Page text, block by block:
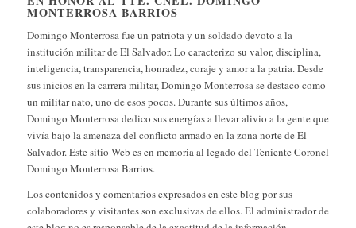
MONTERROSA BARRIOS
Domingo Monterrosa fue un patriota y un soldado devoto a la
institución militar de El Salvador. Lo caracterizo su valor, disciplina,
inteligencia, transparencia, honradez, coraje y amor a la patria. Desde
sus inicios en la carrera militar, Domingo Monterrosa se destaco como
un militar nato, uno de esos pocos. Durante sus últimos años,
Domingo Monterrosa dedico sus energías a llevar alivio a la gente que
vivía bajo la amenaza del conflicto armado en la zona norte de El
Salvador. Este sitio Web es en memoria al legado del Teniente Coronel
Domingo Monterrosa Barrios.
Los contenidos y comentarios expresados en este blog por sus
colaboradores y visitantes son exclusivas de ellos. El administrador de